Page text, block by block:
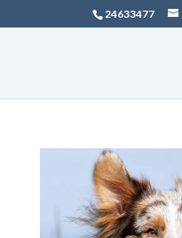
24633477